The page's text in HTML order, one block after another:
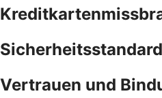
Vertrauen und